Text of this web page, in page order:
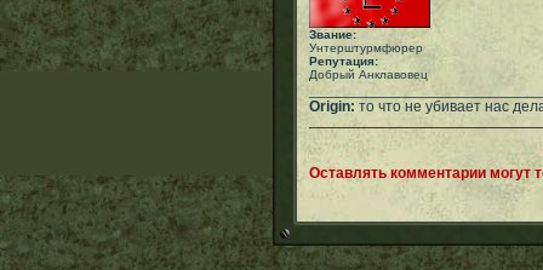
Звание:
Унтерштурмфюрер
Репутация:
Добрый Анклавовец
Origin: то что не убивает нас
Оставлять комментарии могут